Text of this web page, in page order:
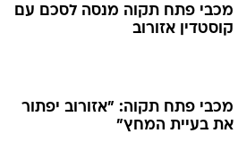
מכבי פתח תקוה מנסה לסכם עם
קוסטדין אזורוב
מכבי פתח תקוה: "אזורוב יפתור
את בעיית המחץ"